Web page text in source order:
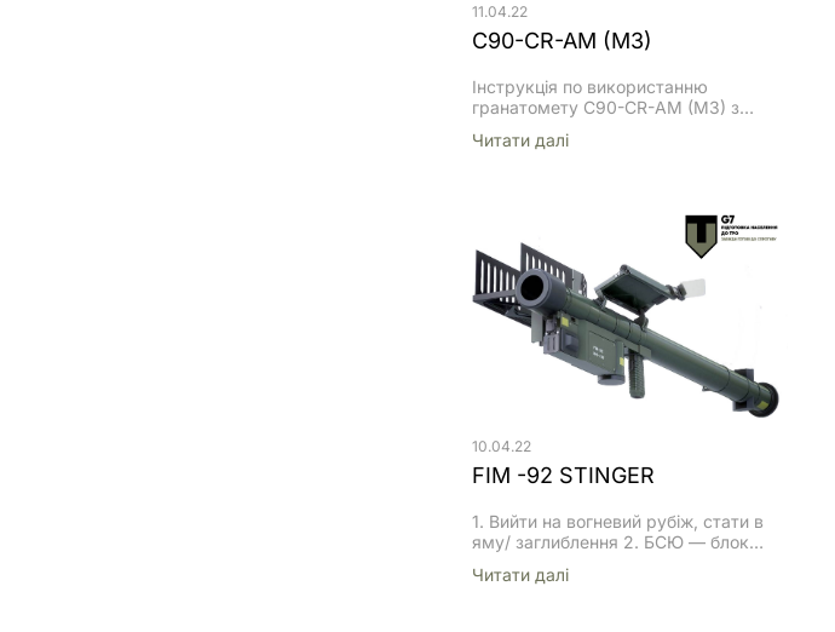
11.04.22
С90-СR-AM (M3)
Інструкція по використанню
гранатомету С90-СR-AM (M3) з
фугасною гранатою (УВАГА!
антибліндажною/осколково-
фугасною гранатою.) Загальні
відомості Instalaza C90 – це 90 мм
реактивний гранатомет, разового
використання, виробництва Instalaza
(Іспанія). Вогонь ведеться з плеча,
однією людиною.Може бути
оснащений пристроєм нічного
бачення типу VN38-C або аналогами.
Читати далi
10.04.22
FIM -92 STINGER
1. Вийти на вогневий рубіж, стати в
яму/ заглиблення 2. БСЮ — блок
буде забезпечувати живлення ракети
Читати далi